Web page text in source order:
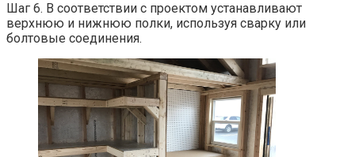
Шаг 6. В соответствии с проектом устанавливают
верхнюю и нижнюю полки, используя сварку или
болтовые соединения.